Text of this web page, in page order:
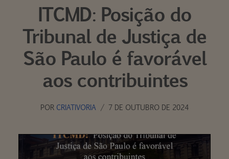
ITCMD: Posição do
Tribunal de Justiça de
São Paulo é favorável
aos contribuintes
POR CRIATIVORIA 7 DE OUTUBRO DE 2024